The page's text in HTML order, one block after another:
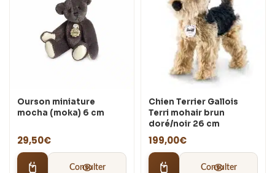
Ourson miniature
mocha (moka) 6 cm
29,50€
Consulter
Chien Terrier Gallois
Terri mohair brun
doré/noir 26 cm
199,00€
Consulter